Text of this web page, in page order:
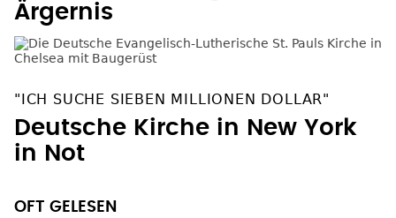
Ärgernis
"ICH SUCHE SIEBEN MILLIONEN DOLLAR"
Deutsche Kirche in New York
in Not
OFT GELESEN